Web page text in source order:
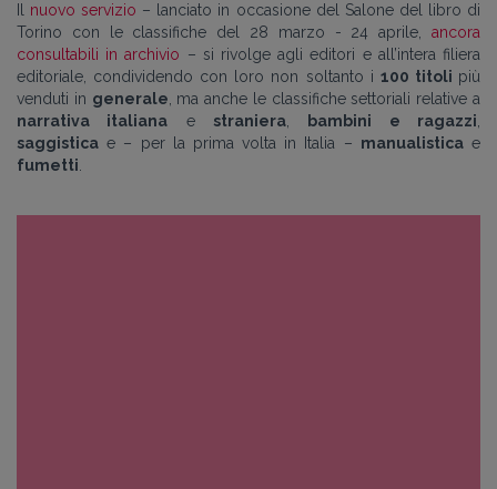
nuovo servizio – lanciato in occasione del Salone del libro di
Torino con le classifiche del 28 marzo - 24 aprile, ancora
consultabili in archivio – si rivolge agli editori e all’intera filiera
editoriale, condividendo con loro non soltanto i 100 titoli più
venduti in generale , ma anche le classifiche settoriali relative a
narrativa italiana e straniera bambini e ragazzi
saggistica e – per la prima volta in Italia – manualisticae
fumetti